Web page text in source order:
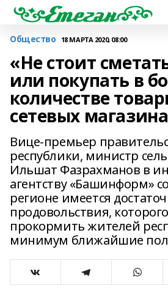
Общество 18 МАРТА 2020, 08:00
«Не стоит
или покупать в
количестве
сетевых
Вице-премьер
республики, министр
Ильшат Фазрахманов в
агентству «Башинформ»
регионе имеется
продовольствия,
прокормить жителей
минимум ближайшие